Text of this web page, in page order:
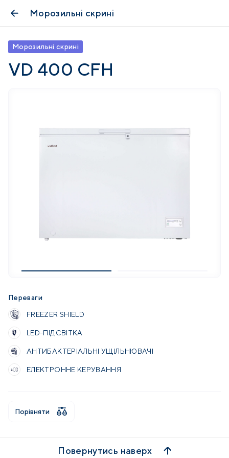
Морозильні скрині
Морозильні скрині
VD 400 CFH
Переваги
FREEZER SHIELD
LED-ПІДСВІТКА
АНТИБАКТЕРІАЛЬНІ УЩІЛЬНЮВАЧІ
ЕЛЕКТРОННЕ КЕРУВАННЯ
Порівняти
Повернутись наверх